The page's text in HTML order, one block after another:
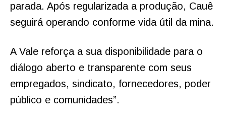
parada. Após regularizada a produção, Cauê
seguirá operando conforme vida útil da mina.
A Vale reforça a sua disponibilidade para o
diálogo aberto e transparente com seus
empregados, sindicato, fornecedores, poder
público e comunidades”.